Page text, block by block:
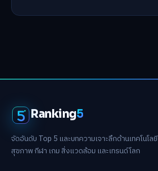
Ranking5
จัดอันดับ Top 5 และบทความเจาะลึกด้านเทคโนโลยี
สุขภาพ กีฬา เกม สิ่งแวดล้อม และเทรนด์โลก